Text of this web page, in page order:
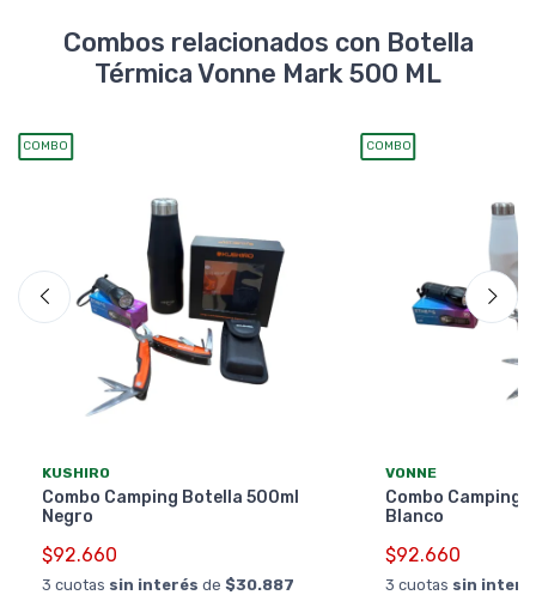
Combos relacionados con Botella
Térmica Vonne Mark 500 ML
COMBO
KUSHIRO
Combo Camping Botella 500ml
Negro
$92.660
3 cuotas sin interés de $30.887
COMBO
VONNE
Combo Camping
Blanco
$92.660
3 cuotas sin